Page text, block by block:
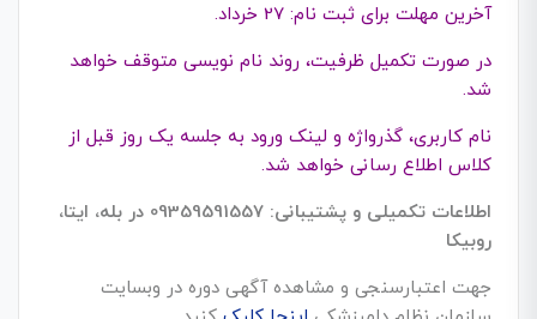
آخرین مهلت برای ثبت نام: 27 خرداد.
در صورت تکمیل ظرفیت، روند نام نویسی متوقف خواهد
شد.
نام کاربری، گذرواژه و لینک ورود به جلسه یک روز قبل از
کلاس اطلاع رسانی خواهد شد.
اطلاعات تکمیلی و پشتیبانی: 09359591557 در بله، ایتا،
روبیکا
جهت اعتبارسنجی و مشاهده آگهی دوره در وبسایت